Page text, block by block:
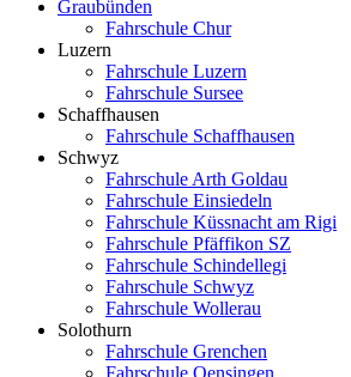
Graubünden
Fahrschule Chur
Luzern
Fahrschule Luzern
Fahrschule Sursee
Schaffhausen
Fahrschule Schaffhausen
Schwyz
Fahrschule Arth Goldau
Fahrschule Einsiedeln
Fahrschule Küssnacht am Rigi
Fahrschule Pfäffikon SZ
Fahrschule Schindellegi
Fahrschule Schwyz
Fahrschule Wollerau
Solothurn
Fahrschule Grenchen
Fahrschule Oensingen